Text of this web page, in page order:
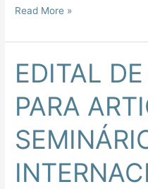
Read More »
EDITAL
PARA
EDITAL
DE
CHAMADA
PARA
ARTIGOS
DO